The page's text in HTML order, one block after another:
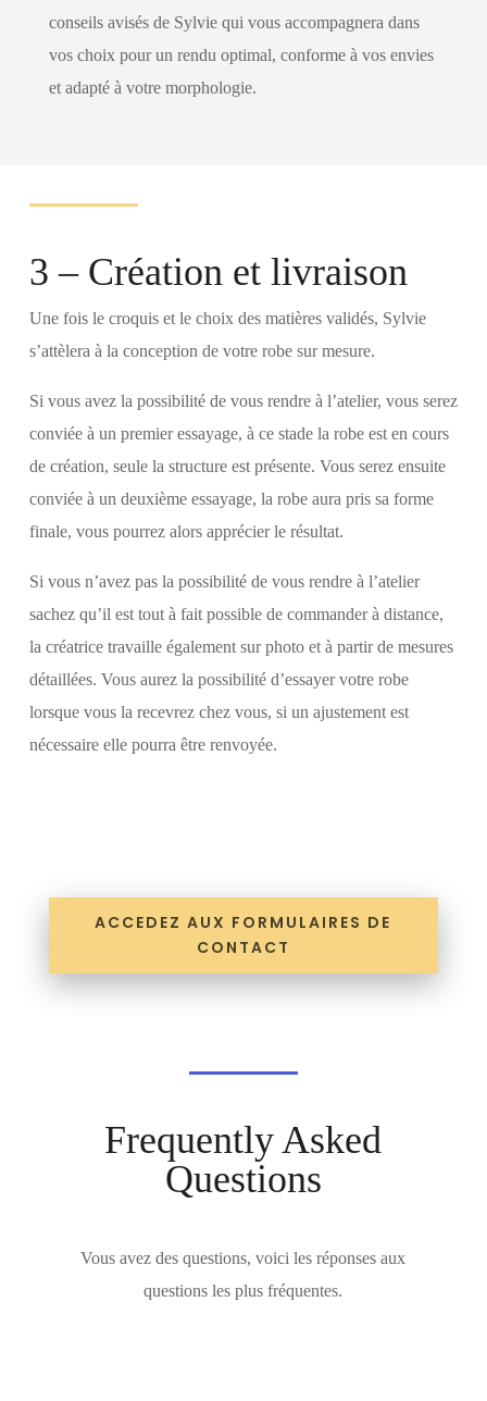
conseils avisés de Sylvie qui vous accompagnera dans
vos choix pour un rendu optimal, conforme à vos envies
et adapté à votre morphologie.
3 – Création et livraison
Une fois le croquis et le choix des matières validés, Sylvie
s’attèlera à la conception de votre robe sur mesure.
Si vous avez la possibilité de vous rendre à l’atelier, vous serez
conviée à un premier essayage, à ce stade la robe est en cours
de création, seule la structure est présente. Vous serez ensuite
conviée à un deuxième essayage, la robe aura pris sa forme
finale, vous pourrez alors apprécier le résultat.
Si vous n’avez pas la possibilité de vous rendre à l’atelier
sachez qu’il est tout à fait possible de commander à distance,
la créatrice travaille également sur photo et à partir de mesures
détaillées. Vous aurez la possibilité d’essayer votre robe
lorsque vous la recevrez chez vous, si un ajustement est
nécessaire elle pourra être renvoyée.
ACCEDEZ AUX FORMULAIRES DE
CONTACT
Frequently Asked
Questions
Vous avez des questions, voici les réponses aux
questions les plus fréquentes.